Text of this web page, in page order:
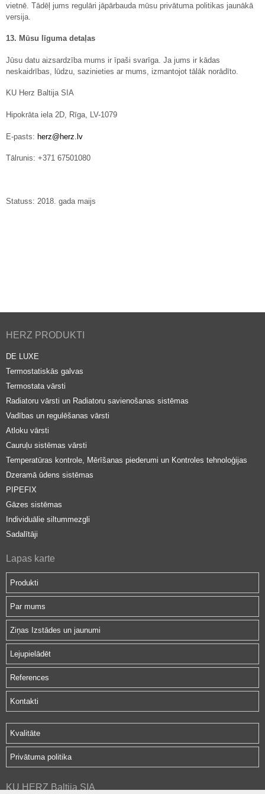
vietnē. Tādēļ jums regulāri jāpārbauda mūsu privātuma politikas jaunākā
versija.
13. Mūsu līguma detaļas
Jūsu datu aizsardzība mums ir īpaši svarīga. Ja jums ir kādas
neskaidrības, lūdzu, sazinieties ar mums, izmantojot tālāk norādīto.
KU Herz Baltija SIA
Hipokrāta iela 2D, Rīga, LV-1079
E-pasts: herz@herz.lv
Tālrunis: +371 67501080
Statuss: 2018. gada maijs
HERZ PRODUKTI
DE LUXE
Termostatiskās galvas
Termostata vārsti
Radiatoru vārsti un Radiatoru savienošanas sistēmas
Vadības un regulēšanas vārsti
Atloku vārsti
Cauruļu sistēmas vārsti
Temperatūras kontrole, Mērīšanas piederumi un Kontroles tehnoloģijas
Dzeramā ūdens sistēmas
PIPEFIX
Gāzes sistēmas
Individuālie siltummezgli
Sadalītāji
Lapas karte
Produkti
Par mums
Ziņas Izstādes un jaunumi
Lejupielādēt
References
Kontakti
Kvalitāte
Privātuma politika
KU HERZ Baltija SIA